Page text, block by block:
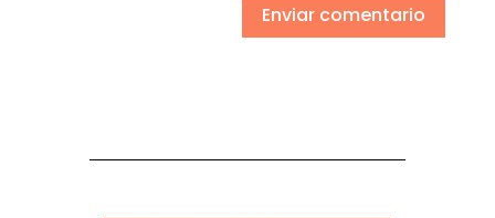
Enviar comentario